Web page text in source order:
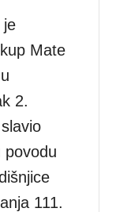
je
Mate
2.
povodu
111.